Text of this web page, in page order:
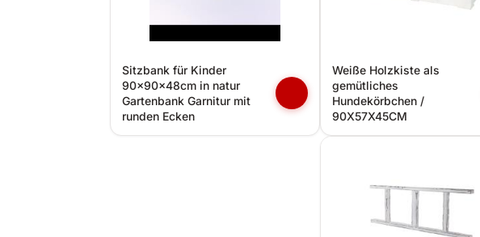
Sitzbank für Kinder
90x90x48cm in natur
Gartenbank Garnitur mit
runden Ecken
Weiße Holzkiste als
gemütliches
Hundekörbchen /
90X57X45CM